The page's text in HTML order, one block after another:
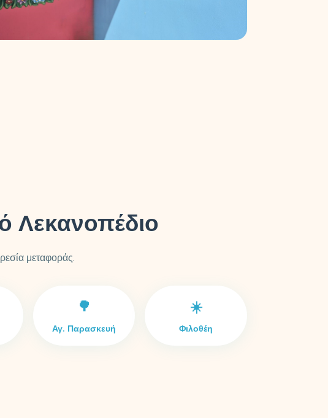
Λεκανοπέδιο
μεταφοράς.
🌳
Αγ. Παρασκευή
☀️
Φιλοθέη